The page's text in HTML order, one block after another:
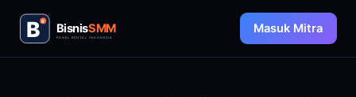
Masuk Mitra